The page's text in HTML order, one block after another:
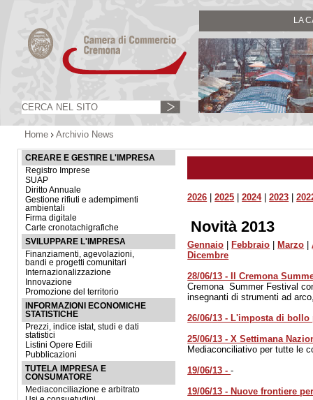
LA
Home Archivio News
CREARE E GESTIRE L'IMPRESA
Registro Imprese
SUAP
Diritto Annuale
Gestione rifiuti e adempimenti
ambientali
Firma digitale
Carte cronotachigrafiche
SVILUPPARE L'IMPRESA
Finanziamenti, agevolazioni,
bandi e progetti comunitari
Internazionalizzazione
Innovazione
Promozione del territorio
INFORMAZIONI ECONOMICHE
STATISTICHE
Prezzi, indice istat, studi e dati
statistici
Listini Opere Edili
Pubblicazioni
TUTELA IMPRESA E
CONSUMATORE
Mediaconciliazione e arbitrato
2026 |2025 |2024|2023 |
Novità 2013
Gennaio Febbraio Marzo |
Dicembre
28/06/13 - Il Cremona
Cremona Summer Festival
insegnanti di strumenti ad
26/06/13 - L'imposta di bollo
25/06/13 - X Settimana
Mediaconciliativo per tutte le
19/06/13 --
19/06/13 - Nuove frontiere